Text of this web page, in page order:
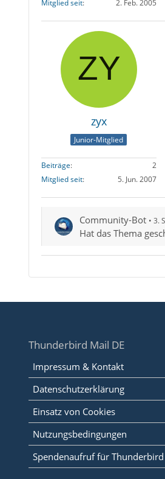
Mitglied seit
2. Feb. 2005
zyx
Junior-Mitglied
Beiträge
2
Mitglied seit
5. Jun. 2007
Community-Bot 3.
Hat das Thema
Thunderbird Mail DE
Impressum & Kontakt
Datenschutzerklärung
Einsatz von Cookies
Nutzungsbedingungen
Spendenaufruf für Thunderbird